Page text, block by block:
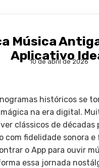
Música
Aplicativo
10 de abril de 2026
históricos se
na era digital.
clássicos de décadas
com fidelidade sonora
o App para ouvir
essa jornada